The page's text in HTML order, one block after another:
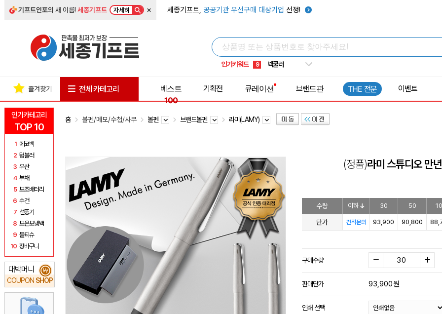
기프트인포의 새 이름!세종기프트 자세히 × 세종기프트, 공공기관 우선구매 대상기업 선정!
인기키워드
5 키캡
8 쿨토시
9 넥쿨러
1 선풍기
인기카테고리
TOP 10
1 에코백
2 텀블러
3 우산
4 부채
5 보조배터리
6 수건
7 선풍기
8 보온보냉백
9 물티슈
10 장바구니
대박머니
COUPON SHOP
₩
즐겨찾기 전체 카테고리
베스트
100
기획전 큐레이션 브랜드관 THE 전문 이벤트
홈 볼펜/메모/수첩/사무 볼펜 브랜드볼펜 라미(LAMY)
(정품)라미 스튜디오 만
수량 이하 30 50
단가 견적문의 93,900 90,800
구매수량
판매단가 93,900원
인쇄 선택